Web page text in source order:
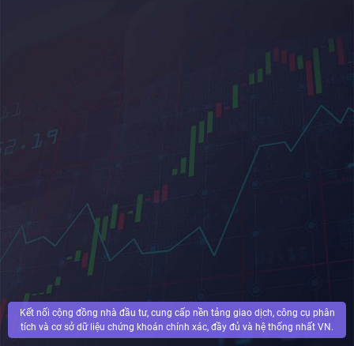
Kết nối cộng đồng nhà đầu tư, cung cấp nền tảng giao dịch, công cụ phân
tích và cơ sở dữ liệu chứng khoán chính xác, đầy đủ và hệ thống nhất VN.